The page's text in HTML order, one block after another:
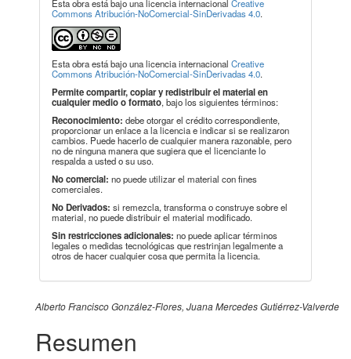
Esta obra está bajo una licencia internacional Creative
Commons Atribución-NoComercial-SinDerivadas 4.0.
Esta obra está bajo una licencia internacional Creative
Commons Atribución-NoComercial-SinDerivadas 4.0.
Permite compartir, copiar y redistribuir el material en
cualquier medio o formato, bajo los siguientes términos:
Reconocimiento: debe otorgar el crédito correspondiente,
proporcionar un enlace a la licencia e indicar si se realizaron
cambios. Puede hacerlo de cualquier manera razonable, pero
no de ninguna manera que sugiera que el licenciante lo
respalda a usted o su uso.
No comercial: no puede utilizar el material con fines
comerciales.
No Derivados: si remezcla, transforma o construye sobre el
material, no puede distribuir el material modificado.
Sin restricciones adicionales: no puede aplicar términos
legales o medidas tecnológicas que restrinjan legalmente a
otros de hacer cualquier cosa que permita la licencia.
Contenido principal del
Alberto Francisco González-Flores Juana Mercedes Gutiérrez-Valverde
Resumen